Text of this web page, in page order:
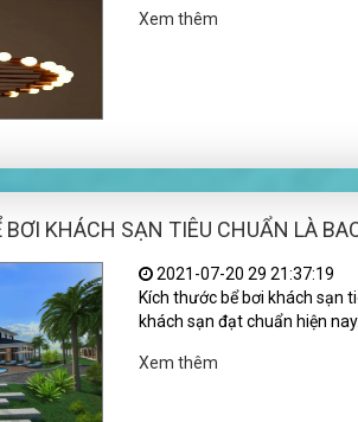
Xem thêm
KHÁCH SẠN TIÊU CHUẨN LÀ
2021-07-20 29 21:37:19
Kích thước bể bơi khách sạn
khách sạn đạt chuẩn hiện
Xem thêm